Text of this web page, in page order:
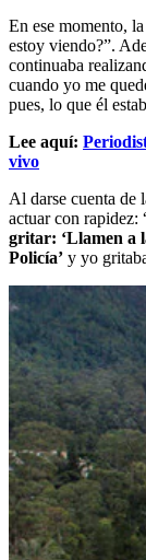
En ese momento,
estoy viendo?”.
continuaba
cuando yo me
pues, lo que él
Lee aquí:
vivo
Al darse cuenta de
actuar con rapidez:
gritar: ‘Llamen a
Policía’ y yo